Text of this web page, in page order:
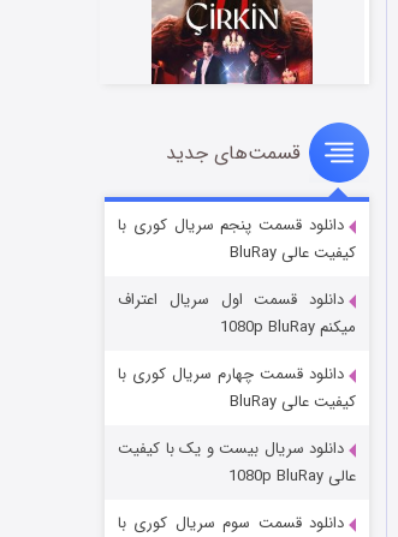
سریال زشت
قسمت۵ (زیرنویس) منتشر شد
وستی ها
قسمت‌های جدید
دانلود قسمت پنجم سریال کوری با
کیفیت عالی BluRay
دانلود قسمت اول سریال اعتراف
میکنم 1080p BluRay
دانلود قسمت چهارم سریال کوری با
کیفیت عالی BluRay
دانلود سریال بیست و یک با کیفیت
عالی 1080p BluRay
دانلود قسمت سوم سریال کوری با